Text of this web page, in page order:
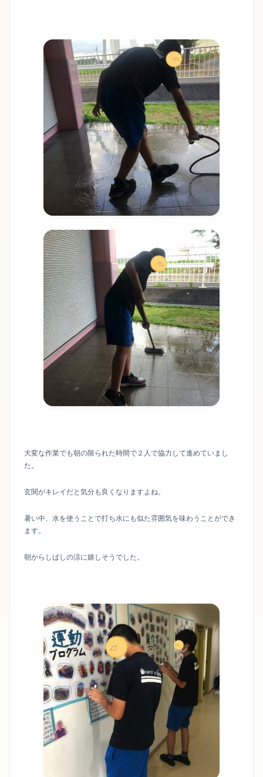
大変な作業でも朝の限られた時間で２人で協力して進めていまし
た。
玄関がキレイだと気分も良くなりますよね。
暑い中、水を使うことで打ち水にも似た雰囲気を味わうことができ
ます。
朝からしばしの涼に嬉しそうでした。